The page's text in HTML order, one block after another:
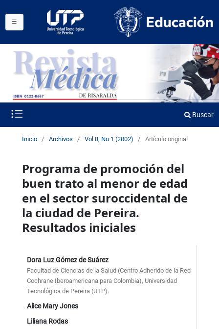
Buscar
Inicio / Archivos / Vol 8, No 1 (2002) / Artículo original
Programa de promoción del
buen trato al menor de edad
en el sector suroccidental de
la ciudad de Pereira.
Resultados iniciales
Dora Luz Gómez de Suárez
Facultad de Ciencias de la Salud (Centro Adherido de la Red
Cochrane Iberoamericana para Colombia), Universidad
Tecnológica de Pereira (UTP).
Alice Mary Jones
Liliana Rodas